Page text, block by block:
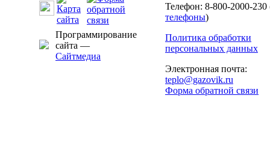
Программирование
сайта —
Сайтмедиа
Телефон: 8-800-2000-230
телефоны)
Политика обработки
персональных данных
Электронная почта:
teplo@gazovik.ru
Форма обратной связи